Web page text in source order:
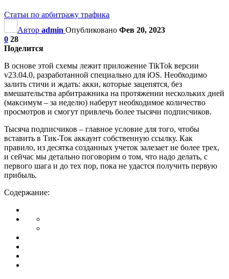
Статьи по арбитражу трафика
Автор admin Опубликовано Фев 20, 2023
0 28
Поделится
В основе этой схемы лежит приложение TikTok версии
v23.04.0, разработанной специально для iOS. Необходимо
залить стичи и ждать: акки, которые зацепятся, без
вмешательства арбитражника на протяжении нескольких дней
(максимум – за неделю) наберут необходимое количество
просмотров и смогут привлечь более тысячи подписчиков.
Тысяча подписчиков – главное условие для того, чтобы
вставить в Тик-Ток аккаунт собственную ссылку. Как
правило, из десятка созданных учеток залезает не более трех,
и сейчас мы детально поговорим о том, что надо делать, с
первого шага и до тех пор, пока не удастся получить первую
прибыль.
Содержание: